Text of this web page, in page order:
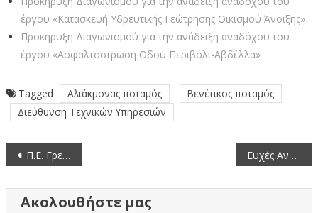
έργου «Κατασκευή Υδρευτικής Γεώτρησης Οικισμού Άνοιξης»
Προκήρυξη Διαγωνισμού για την ανάδειξη αναδόχου του
έργου «Ασφαλτόστρωση Οδού Περιβόλι-Αβδέλλα»
Tagged Αλιάκμονας ποταμός
Βενέτικος ποταμός
Διεύθυνση Τεχνικών Υπηρεσιών
Πλοήγηση
Π.Ε. Γρεβενών – Δρόμος Βασιλίτσας: ένα βήμα πιο κοντά στην υλοποίηση, με έγκριση ανάληψης από τη ΔΤΥ Π.Ε. Γρεβενών Ευχές Αντιπεριφερειάρχη Γρεβενών, Αθανασίου Φωλίνα για τις γιορτές
Ακολουθήστε μας